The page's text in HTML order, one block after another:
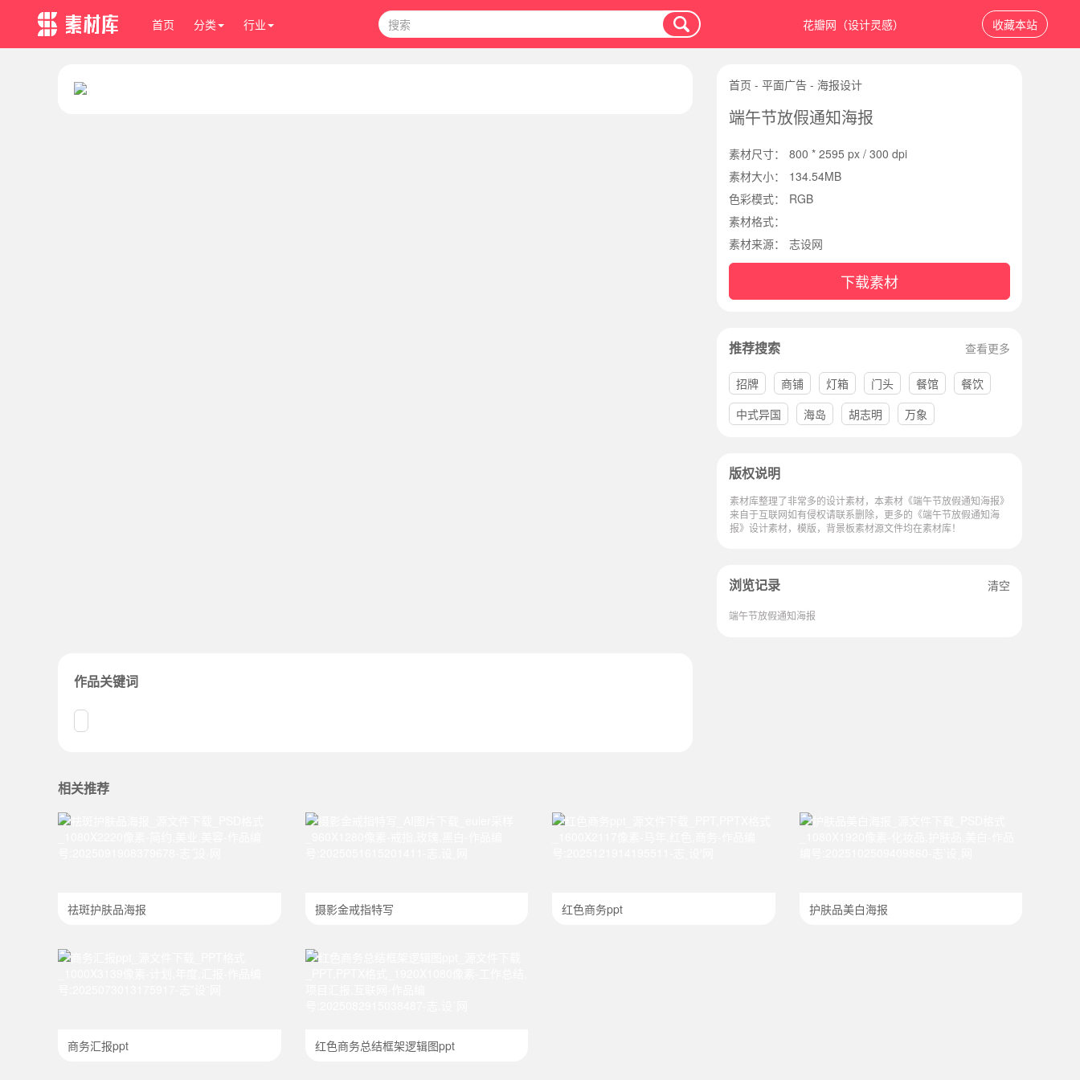
首页 分类 行业 花瓣网（设计灵感） 收藏本站
首页 - 平面广告 - 海报设计
端午节放假通知海报
素材尺寸：
800 * 2595 px / 300 dpi
素材大小：
134.54MB
色彩模式：
RGB
素材格式：
素材来源：
志设网
下载素材
推荐搜索 查看更多
招牌 商铺 灯箱 门头 餐馆
餐饮
中式异国
海岛 胡志明 万象
版权说明
素材库整理了非常多的设计素材，本素材《端午节放假通知海报》
来自于互联网如有侵权请联系删除，更多的《端午节放假通知海
报》设计素材，模版，背景板素材源文件均在素材库！
浏览记录 清空
端午节放假通知海报
作品关键词
相关推荐
祛斑护肤品海报 摄影金戒指特写 红色商务ppt 护肤品美白海报
商务汇报ppt 红色商务总结框架逻辑图ppt